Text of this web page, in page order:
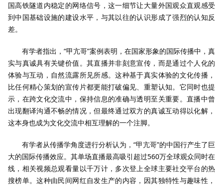
国高铁隧道内稳定的网络信号，这一细节让大量外国观众直观感受
到中国基础设施的建设水平，与其以往的认识形成了强烈的认知反
差。
有学者指出，“甲亢哥”案例表明，在国家形象的国际传播中，真
实与真诚具有关键价值。其直播并非刻意宣传，而是通过个人化的
体验与互动，自然流露所见所感。这种基于真实体验的文化传播，
比任何精心策划的宣传片都更能打破偏见、重塑认知。它同时也提
示，在跨文化交流中，保持信息的准确与透明至关重要。直播中曾
出现翻译沟通不畅的情况，但最终通过双方的真诚互动得以化解，
这本身也成为文化交流中相互理解的一个注脚。
有学者从传播学角度进行分析认为，“甲亢哥”的中国行产生了巨
大的国际传播效应。其单场直播最高吸引超过560万全球观众同时在
线，相关视频总观看量以千万计，多次登上全球主要社交平台的热
搜榜单。这种由民间网红自发生产的内容，因其独特性与趣味性，